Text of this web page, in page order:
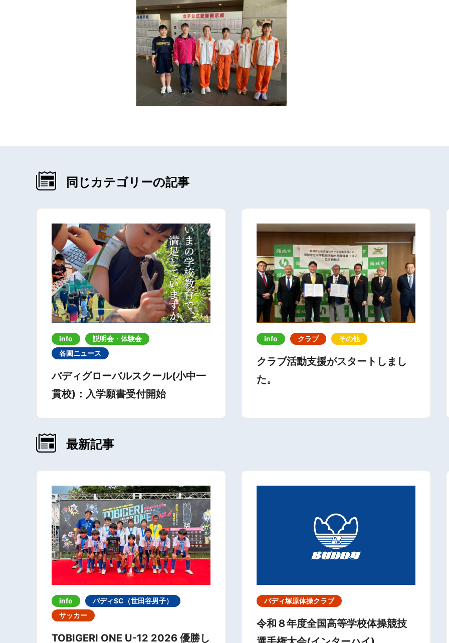
同じカテゴリーの記事
info
説明会・体験会
各園ニュース
バディグローバルスクール(小中一
貫校)：入学願書受付開始
info クラブ その他
クラブ活動支援がスタートしまし
た。
最新記事
info
バディSC（世田谷男子）
サッカー
TOBIGERI ONE U-12 2026 優勝し
バディ塚原体操クラブ
令和８年度全国高等学校体操競技